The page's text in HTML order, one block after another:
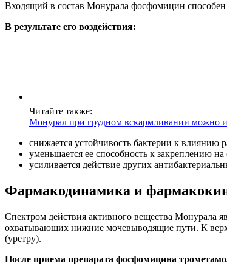
Входящий в состав Монурала фосфомицин
В результате его воздействия:
Читайте также:
Монурал при грудном вскармливании можно
снижается устойчивость бактерии к влиянию
уменьшается ее способность к закреплению
усиливается действие других
Фармакодинамика и
Спектром действия активного вещества Монурала
охватывающих нижние мочевыводящие пути. К
(уретру).
После приема препарата фосфомицина